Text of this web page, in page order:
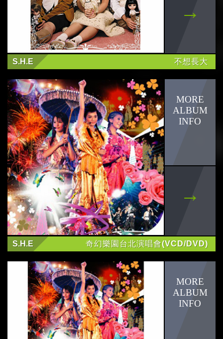
木木 林葦妮
JUD 陳泳希
babyMINT
李友廷
沒有才能
鄭馥儀
劉子絢
掰掰啾啾
爽爽貓
小勞撫
小貓巴克里
田馥甄
曲家瑞
S.H.E 不想長大
S.H.E 奇幻樂園台北演唱會(VCD/DVD)